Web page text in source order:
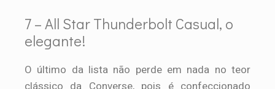
7 – All Star Thunderbolt Casual, o
elegante!
O último da lista não perde em nada no teor